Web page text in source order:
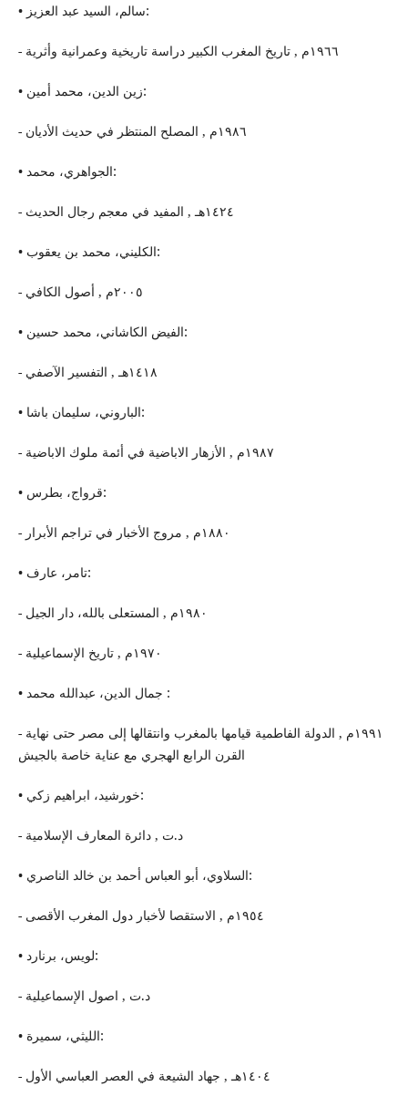
• سالم، السید عبد العزیز:
- ١٩٦٦م , تاریخ المغرب الكبیر دراسة تاریخیة وعمرانیة وأثریة
• زین الدین، محمد أمین:
- ١٩٨٦م , المصلح المنتظر في حدیث الأدیان
• الجواهري، محمد:
- ١٤٢٤هـ , المفید في معجم رجال الحدیث
• الكلیني، محمد بن یعقوب:
- ٢٠٠٥م , أصول الكافي
• الفیض الكاشاني، محمد حسین:
- ١٤١٨هـ , التفسیر الآصفي
• الباروني، سلیمان باشا:
- ١٩٨٧م , الأزهار الاباضیة في أئمة ملوك الاباضیة
• قرواج، بطرس:
- ١٨٨٠م , مروج الأخبار في تراجم الأبرار
• تامر، عارف:
- ١٩٨٠م , المستعلى بالله، دار الجیل
- ١٩٧٠م , تاریخ الإسماعیلیة
• جمال الدین، عبدالله محمد :
- ١٩٩١م , الدولة الفاطمیة قیامها بالمغرب وانتقالها إلى مصر حتى نهایة
القرن الرابع الهجري مع عنایة خاصة بالجیش
• خورشید، ابراهيم زكي:
- د.ت , دائرة المعارف الإسلامیة
• السلاوي، أبو العباس أحمد بن خالد الناصري:
- ١٩٥٤م , الاستقصا لأخبار دول المغرب الأقصى
• لویس، برنارد:
- د.ت , اصول الإسماعیلیة
• اللیثي، سمیرة:
- ١٤٠٤هـ , جهاد الشیعة في العصر العباسي الأول